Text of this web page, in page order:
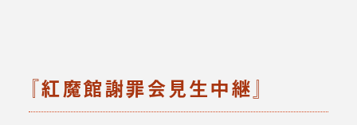
『紅魔館謝罪会見生中継』